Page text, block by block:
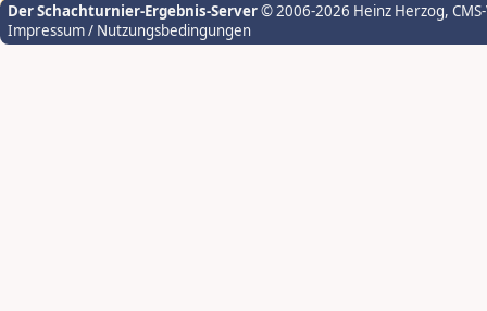
Der Schachturnier-Ergebnis-Server© 2006-2026 Heinz Herzog,
Impressum / Nutzungsbedingungen